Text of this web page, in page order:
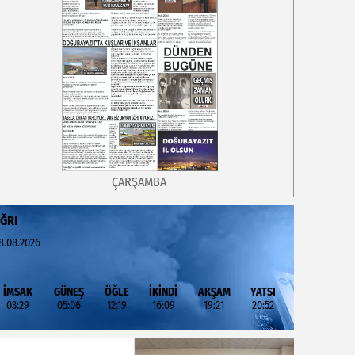
ÇARŞAMBA
İMSAK
03:29
GÜNEŞ
05:06
ÖĞLE
12:19
İKİNDİ
16:09
AKŞAM
19:21
YATSI
20:52